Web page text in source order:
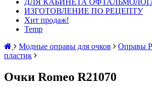
ДЛЯ КАБИНЕТА
ИЗГОТОВЛЕНИЕ ПО РЕЦЕПТУ
Хит продаж!
Temp
Модные оправы для очков
Оправы
пластик
Oчки Romeo R21070